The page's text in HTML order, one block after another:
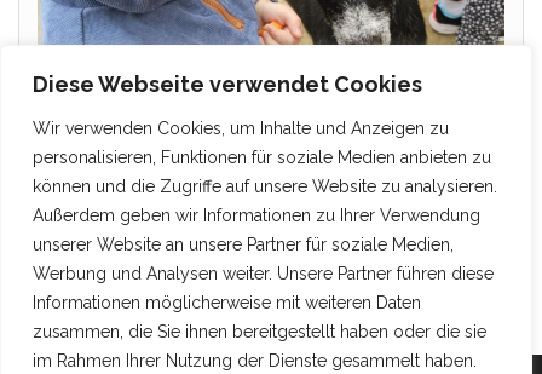
Diese Webseite verwendet Cookies
Wir verwenden Cookies, um Inhalte und Anzeigen zu
personalisieren, Funktionen für soziale Medien anbieten zu
können und die Zugriffe auf unsere Website zu analysieren.
Außerdem geben wir Informationen zu Ihrer Verwendung
unserer Website an unsere Partner für soziale Medien,
Werbung und Analysen weiter. Unsere Partner führen diese
Informationen möglicherweise mit weiteren Daten
zusammen, die Sie ihnen bereitgestellt haben oder die sie
im Rahmen Ihrer Nutzung der Dienste gesammelt haben.